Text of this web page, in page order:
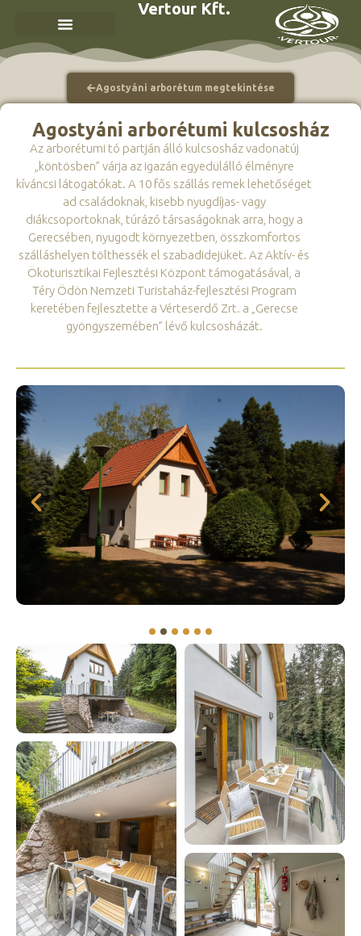
Vertour Kft.
Agostyáni arborétum megtekintése
Agostyáni arborétumi kulcsosház
Az arborétumi tó partján álló kulcsosház vadonatúj
„köntösben” várja az igazán egyedülálló élményre
kíváncsi látogatókat. A 10 fős szállás remek lehetőséget
ad családoknak, kisebb nyugdíjas- vagy
diákcsoportoknak, túrázó társaságoknak arra, hogy a
Gerecsében, nyugodt környezetben, összkomfortos
szálláshelyen tölthessék el szabadidejüket. Az Aktív- és
Ökoturisztikai Fejlesztési Központ támogatásával, a
Téry Ödön Nemzeti Turistaház-fejlesztési Program
keretében fejlesztette a Vérteserdő Zrt. a „Gerecse
gyöngyszemében” lévő kulcsosházát.